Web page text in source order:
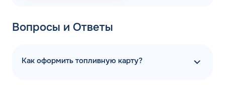
Вопросы и Ответы
Как оформить топливную карту?